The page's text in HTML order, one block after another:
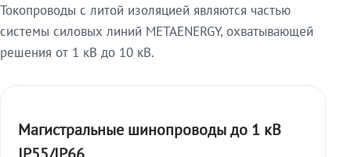
Токопроводы с литой изоляцией являются частью
системы силовых линий METAENERGY, охватывающей
решения от 1 кВ до 10 кВ.
Магистральные шинопроводы до 1 кВ